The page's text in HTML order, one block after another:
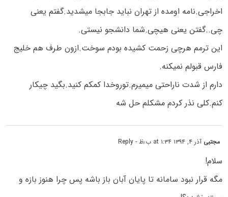
اخراجی.نامه اومده از تهران نباید جابجا میشدید.گفتم یعنی
چی..گفتن یعنی هیچی.شما دانشجو نیستی.
این ترمم هرچی زحمت کشیده بودم سوخت.ازون طرف هم خلیج
فارس قبولم نمیکنه.
دارم از شدت ناراحتی میمیرم.توروخدا کمکم کنید.بگید چیکار
کنم.کلی نذر کردم مشکلم حل شه
مجتبی آذر ۴, ۱۳۹۴ at ۱:۳۴ ب٫ظ - Reply
سلام!
مگه قرار نبود سامانه تا پایان آبان باز باشه پس چرا هنوز بازه و